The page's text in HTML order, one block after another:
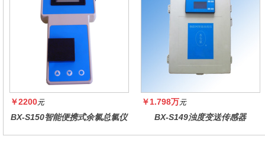
￥2200元
BX-S150智能便携式余氯总氯仪
￥1.798万元
BX-S149浊度变送传感器